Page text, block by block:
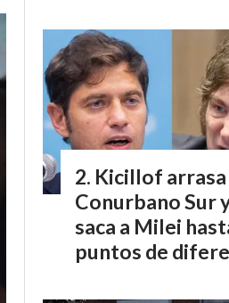
Kicillof arrasa
Conurbano Sur
saca a Milei
puntos de